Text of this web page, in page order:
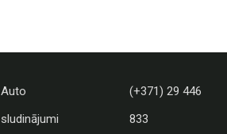
Auto
sludinājumi
(+371) 29 446
833